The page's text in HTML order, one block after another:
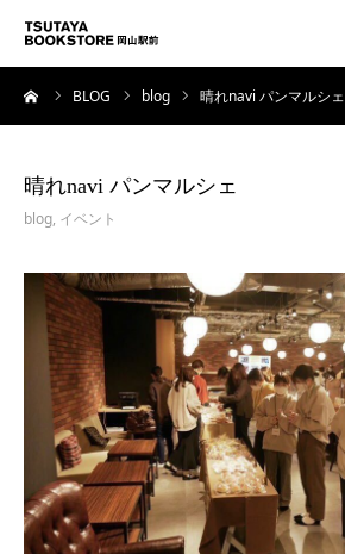
BLOG blog 晴れnavi パンマルシェ
晴れnavi パンマルシェ
blog, イベント
トップページ
アクセス